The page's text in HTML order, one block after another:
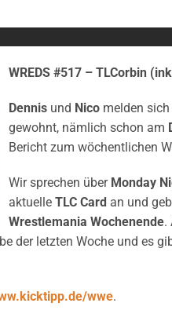
WREDS #517 – TLCorbin
Dennis und Nico melden
gewohnt, nämlich schon am
Bericht zum wöchentlichen
Wir sprechen über Monday
aktuelleTLC Card an und
Wrestlemania Wochenende.
der letzten Woche und es
wwe.